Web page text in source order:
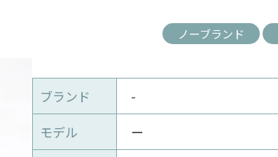
ノーブランド
ブランド
-
モデル
ー